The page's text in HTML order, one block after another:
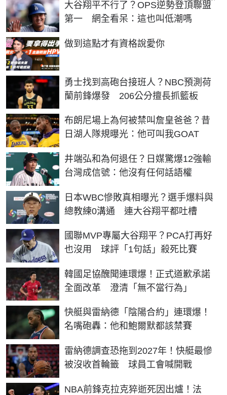
大谷翔平不行了？OPS逆勢登頂聯盟
第一 網全看呆：這也叫低潮嗎
做到這點才有資格說愛你
PR
勇士找到高砲台接班人？NBC預測荷
蘭前鋒爆發 206公分擅長抓籃板
布朗尼場上為何被禁叫詹皇爸爸？昔
日湖人隊規曝光：他可叫我GOAT
井端弘和為何退任？日媒驚爆12強輸
台灣成信號：他沒有任何話語權
日本WBC慘敗真相曝光？選手爆料與
總教練0溝通 連大谷翔平都吐槽
國聯MVP專屬大谷翔平？PCA打再好
也沒用 球評「1句話」殺死比賽
韓國足協醜聞連環爆！正式道歉承諾
全面改革 澄清「無不當行為」
快艇與雷納德「陰陽合約」連環爆！
名嘴砲轟：他和鮑爾默都該禁賽
雷納德調查恐拖到2027年！快艇最慘
被沒收首輪籤 球員工會喊開戰
NBA前鋒克拉克猝逝死因出爐！法